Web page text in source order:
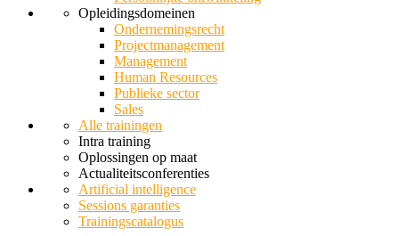
Opleidingsdomeinen
Ondernemingsrecht
Projectmanagement
Management
Human Resources
Publieke sector
Sales
Alle trainingen
Intra training
Oplossingen op maat
Actualiteitsconferenties
Artificial intelligence
Sessions garanties
Trainingscatalogus